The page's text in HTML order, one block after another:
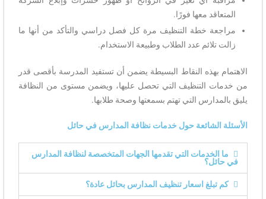
المتعاقد معها فورًا.
مراجعة خطة التنظيف مرة كل فصل دراسي والتأكد من أنها ما
زالت تلائم عدد الطلاب وطبيعة الاستخدام.
الاهتمام بهذه النقاط البسيطة يضمن أن تستفيد المدرسة بأقصى قدر
من خدمات التنظيف التي تحصل عليها، ويضمن مستوى من النظافة
يليق بالمدارس التي تهتم بسمعتها وصحة طلابها.
الأسئلة الشائعة حول خدمات نظافة المدارس في حائل
ما الخدمات التي تقدمها الجهات المتخصصة لنظافة المدارس
في حائل؟
كم تبلغ اسعار تنظيف المدارس بحائل عادة؟